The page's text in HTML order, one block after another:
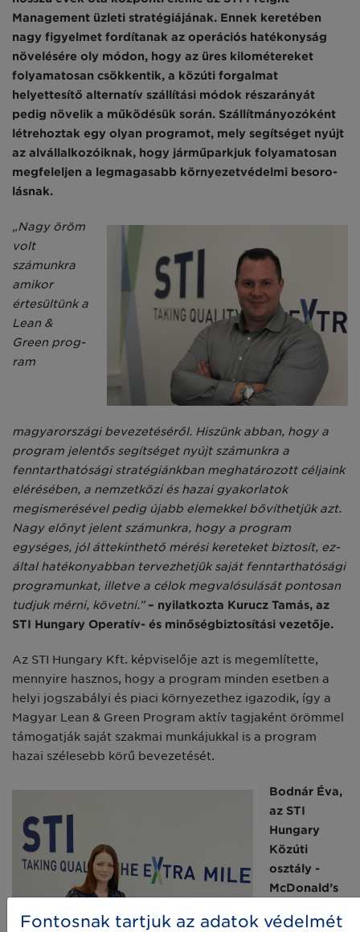
Management üzleti stratégiájának. Ennek keretében
nagy figyelmet fordítanak az operációs hatékony­ság
növelésére oly módon, hogy az üres kilométereket
folyamato­san csökkentik, a közúti forgalmat
helyettesítő alternatív szállítási módok részarányát
pedig növelik a működésük során. Szállítmányo­zóként
létrehoztak egy olyan prog­ramot, mely segítséget nyújt
az al­vállalkozóiknak, hogy járműparkjuk folyamatosan
megfeleljen a legma­gasabb környezetvédelmi besoro­
lásnak.
„Nagy öröm
volt
számunkra
amikor
értesültünk a
Lean &
Green prog­
ram
magyarországi bevezetéséről. Hiszünk abban, hogy a
program je­lentős segítséget nyújt számunkra a
fenntarthatósági stratégiánkban meghatározott céljaink
elérésében, a nemzetközi és hazai gyakorla­tok
megismerésével pedig újabb elemekkel bővíthetjük azt.
Nagy előnyt jelent számunkra, hogy a program
egységes, jól áttekinthe­tő mérési kereteket biztosít, ez­
által hatékonyabban tervezhetjük saját fenntarthatósági
programun­kat, illetve a célok megvalósulását pontosan
tudjuk mérni, követni.” – nyilatkozta Kurucz Tamás, az
STI Hungary Operatív- és minőségbiz­tosítási vezetője.
Az STI Hungary Kft. képviselő­je azt is megemlítette,
mennyire hasznos, hogy a program minden esetben a
helyi jogszabályi és pi­aci környezethez igazodik, így a
Magyar Lean & Green Program aktív tagjaként örömmel
támogat­ják saját szakmai munkájukkal is a program
hazai szélesebb körű be­vezetését.
Bodnár Éva,
az STI
Hungary
Közúti
osztály -
McDonald’s
Fontosnak tartjuk az adatok védelmét